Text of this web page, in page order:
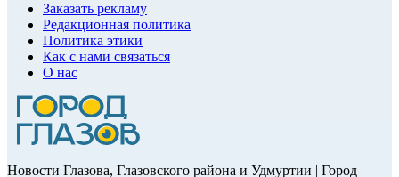
Заказать рекламу
Редакционная политика
Политика этики
Как с нами связаться
О нас
Новости Глазова, Глазовского района и Удмуртии | Город